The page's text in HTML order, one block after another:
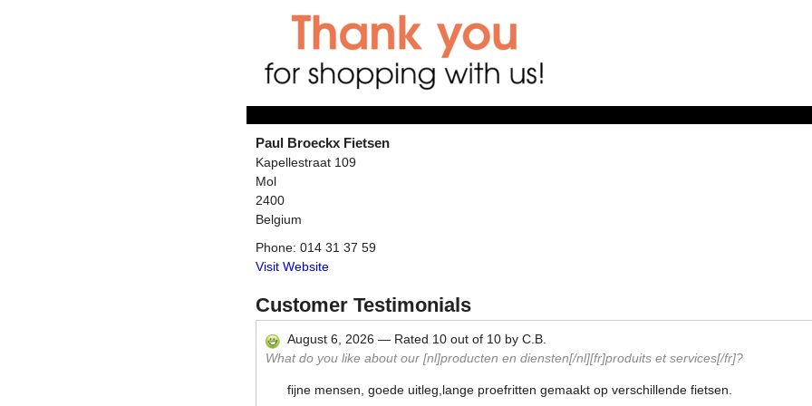
Paul Broeckx Fietsen
Kapellestraat 109
Mol
2400
Belgium
Phone: 014 31 37 59
Visit Website
Customer Testimonials
August 6, 2026 — Rated 10 out of 10 by C.B.
What do you like about our [nl]producten en diensten[/nl][fr]produits et services[/fr]?
fijne mensen, goede uitleg,lange proefritten gemaakt op verschillende fietsen.